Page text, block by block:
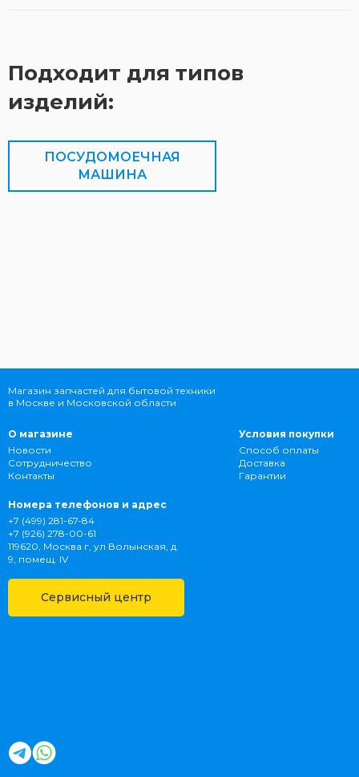
Подходит для типов
изделий:
ПОСУДОМОЕЧНАЯ
МАШИНА
Магазин запчастей для бытовой техники
в Москве и Московской области
О магазине
Новости
Сотрудничество
Контакты
Условия покупки
Способ оплаты
Доставка
Гарантии
Номера телефонов и адрес
+7 (499) 281-67-84
+7 (926) 278-00-61
119620, Москва г, ул Волынская, д.
9, помещ. IV
Сервисный центр